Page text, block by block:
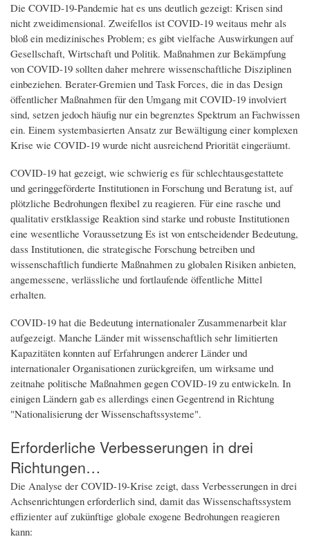
Die COVID-19-Pandemie hat es uns deutlich gezeigt: Krisen sind
nicht zweidimensional. Zweifellos ist COVID-19 weitaus mehr als
bloß ein medizinisches Problem; es gibt vielfache Auswirkungen auf
Gesellschaft, Wirtschaft und Politik. Maßnahmen zur Bekämpfung
von COVID-19 sollten daher mehrere wissenschaftliche Disziplinen
einbeziehen. Berater-Gremien und Task Forces, die in das Design
öffentlicher Maßnahmen für den Umgang mit COVID-19 involviert
sind, setzen jedoch häufig nur ein begrenztes Spektrum an Fachwissen
ein. Einem systembasierten Ansatz zur Bewältigung einer komplexen
Krise wie COVID-19 wurde nicht ausreichend Priorität eingeräumt.
COVID-19 hat gezeigt, wie schwierig es für schlechtausgestattete
und geringgeförderte Institutionen in Forschung und Beratung ist, auf
plötzliche Bedrohungen flexibel zu reagieren. Für eine rasche und
qualitativ erstklassige Reaktion sind starke und robuste Institutionen
eine wesentliche Voraussetzung Es ist von entscheidender Bedeutung,
dass Institutionen, die strategische Forschung betreiben und
wissenschaftlich fundierte Maßnahmen zu globalen Risiken anbieten,
angemessene, verlässliche und fortlaufende öffentliche Mittel
erhalten.
COVID-19 hat die Bedeutung internationaler Zusammenarbeit klar
aufgezeigt. Manche Länder mit wissenschaftlich sehr limitierten
Kapazitäten konnten auf Erfahrungen anderer Länder und
internationaler Organisationen zurückgreifen, um wirksame und
zeitnahe politische Maßnahmen gegen COVID-19 zu entwickeln. In
einigen Ländern gab es allerdings einen Gegentrend in Richtung
"Nationalisierung der Wissenschaftssysteme".
Erforderliche Verbesserungen in drei
Richtungen…
Die Analyse der COVID-19-Krise zeigt, dass Verbesserungen in drei
Achsenrichtungen erforderlich sind, damit das Wissenschaftssystem
effizienter auf zukünftige globale exogene Bedrohungen reagieren
kann: